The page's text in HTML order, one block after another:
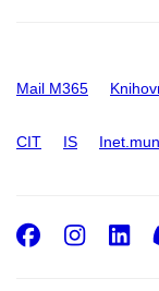
Mail M365
CIT IS